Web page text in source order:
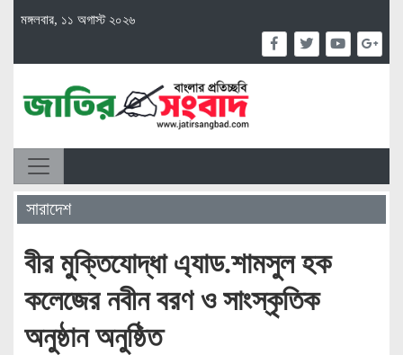
মঙ্গলবার, ১১ অগাস্ট ২০২৬
সারাদেশ
বীর মুক্তিযোদ্ধা এ্যাড.শামসুল হক
কলেজের নবীন বরণ ও সাংস্কৃতিক
অনুষ্ঠান অনুষ্ঠিত